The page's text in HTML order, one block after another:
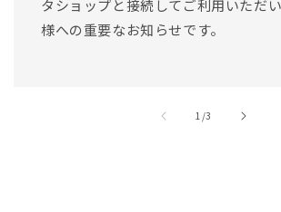
タショップと接続してご利用いただ
様への重要なお知らせです。
1 //3